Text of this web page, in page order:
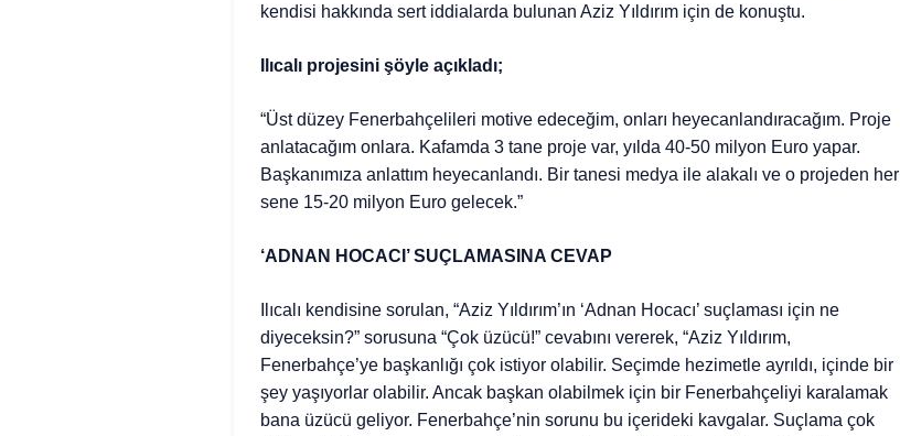
kendisi hakkında sert iddialarda bulunan Aziz Yıldırım için de konuştu.
Ilıcalı projesini şöyle açıkladı;
“Üst düzey Fenerbahçelileri motive edeceğim, onları heyecanlandıracağım. Proje
anlatacağım onlara. Kafamda 3 tane proje var, yılda 40-50 milyon Euro yapar.
Başkanımıza anlattım heyecanlandı. Bir tanesi medya ile alakalı ve o projeden her
sene 15-20 milyon Euro gelecek.”
‘ADNAN HOCACI’ SUÇLAMASINA CEVAP
Ilıcalı kendisine sorulan, “Aziz Yıldırım’ın ‘Adnan Hocacı’ suçlaması için ne
diyeceksin?” sorusuna “Çok üzücü!” cevabını vererek, “Aziz Yıldırım,
Fenerbahçe’ye başkanlığı çok istiyor olabilir. Seçimde hezimetle ayrıldı, içinde bir
şey yaşıyorlar olabilir. Ancak başkan olabilmek için bir Fenerbahçeliyi karalamak
bana üzücü geliyor. Fenerbahçe’nin sorunu bu içerideki kavgalar. Suçlama çok